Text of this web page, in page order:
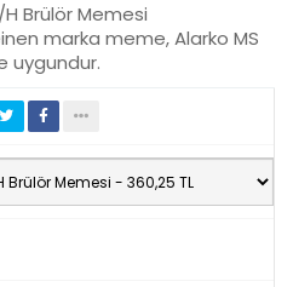
Brülör Memesi
marka meme, Alarko MS
uygundur.